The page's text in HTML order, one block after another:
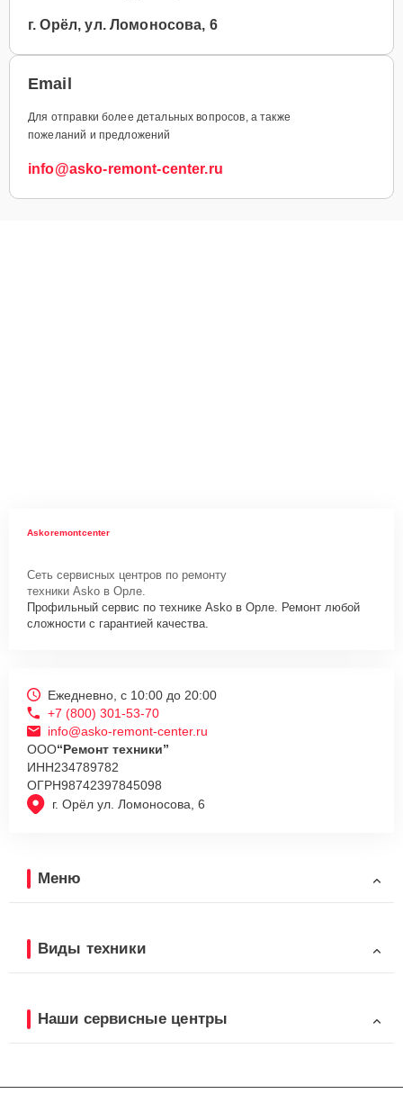
г. Орёл, ул. Ломоносова, 6
Email
Для отправки более детальных вопросов, а также
пожеланий и предложений
info@asko-remont-center.ru
Askoremontcenter
Сеть сервисных центров по ремонту
техники Asko в Орле.
Профильный сервис по технике Asko в Орле. Ремонт любой
сложности с гарантией качества.
г. Орёл ул. Ломоносова, 6
Ежедневно, с 10:00 до 20:00
+7 (800) 301-53-70
info@asko-remont-center.ru
ООО“Ремонт техники”
ИНН234789782
ОГРН98742397845098
Меню
Виды техники
Наши сервисные центры